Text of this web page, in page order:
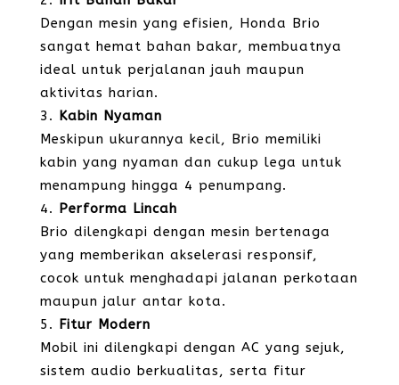
Dengan mesin yang efisien, Honda Brio
sangat hemat bahan bakar, membuatnya
ideal untuk perjalanan jauh maupun
aktivitas harian.
Kabin Nyaman
Meskipun ukurannya kecil, Brio memiliki
kabin yang nyaman dan cukup lega untuk
menampung hingga 4 penumpang.
Performa Lincah
Brio dilengkapi dengan mesin bertenaga
yang memberikan akselerasi responsif,
cocok untuk menghadapi jalanan perkotaan
maupun jalur antar kota.
Fitur Modern
Mobil ini dilengkapi dengan AC yang sejuk,
sistem audio berkualitas, serta fitur